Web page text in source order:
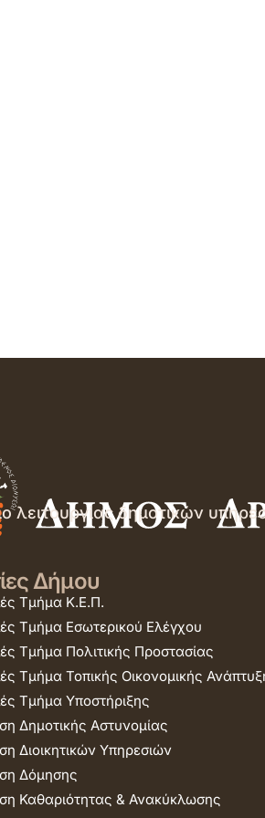
λειτουργίας δημοτικών
Δήμου
Τμήμα Κ.Ε.Π.
Τμήμα Εσωτερικού Ελέγχου
Τμήμα Πολιτικής Προστασίας
Τμήμα Τοπικής Οικονομικής
Τμήμα Υποστήριξης
Δημοτικής Αστυνομίας
Διοικητικών Υπηρεσιών
Δόμησης
Καθαριότητας & Ανακύκλωσης